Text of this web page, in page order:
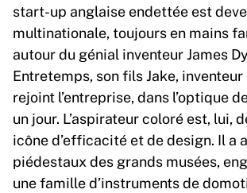
start-up anglaise endettée est
multinationale, toujours en mains
autour du génial inventeur James
Entretemps, son fils Jake, inventeur
rejoint l’entreprise, dans l’optique
un jour. L’aspirateur coloré est, lui,
icône d’efficacité et de design. Il a
piédestaux des grands musées,
une famille d’instruments de